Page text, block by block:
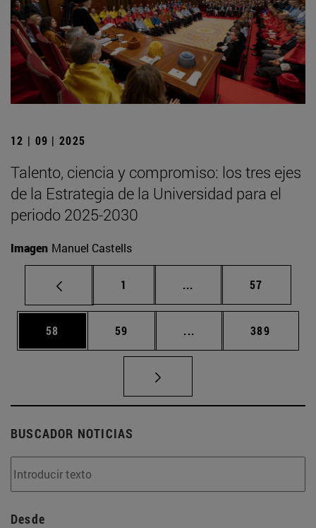
12 | 09 | 2025
Talento, ciencia y compromiso: los tres ejes
de la Estrategia de la Universidad para el
periodo 2025-2030
Imagen Manuel Castells
Página
1 ... Páginas intermedias
Página
57
Página
58 Página
59 ... Páginas intermedias
Página
389
BUSCADOR NOTICIAS
Desde